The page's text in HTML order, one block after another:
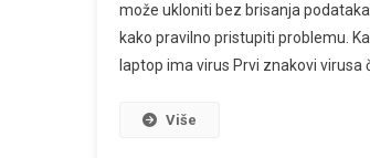
može ukloniti bez brisanja
kako pravilno pristupiti problemu.
laptop ima virus Prvi znakovi virusa
Više